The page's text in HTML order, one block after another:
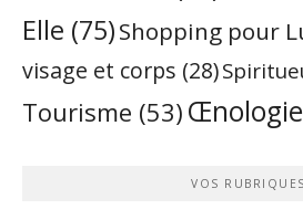
Elle (75)Shopping pour
visage et corps (28)
Tourisme (53) Œnologie
VOS RUBRIQUES